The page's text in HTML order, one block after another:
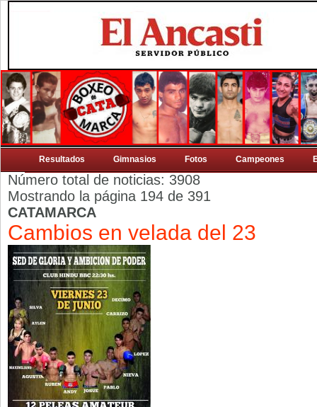
Resultados Gimnasios Fotos Campeones
Número total de noticias: 3908
Mostrando la página 194 de 391
CATAMARCA
Cambios en velada del 23